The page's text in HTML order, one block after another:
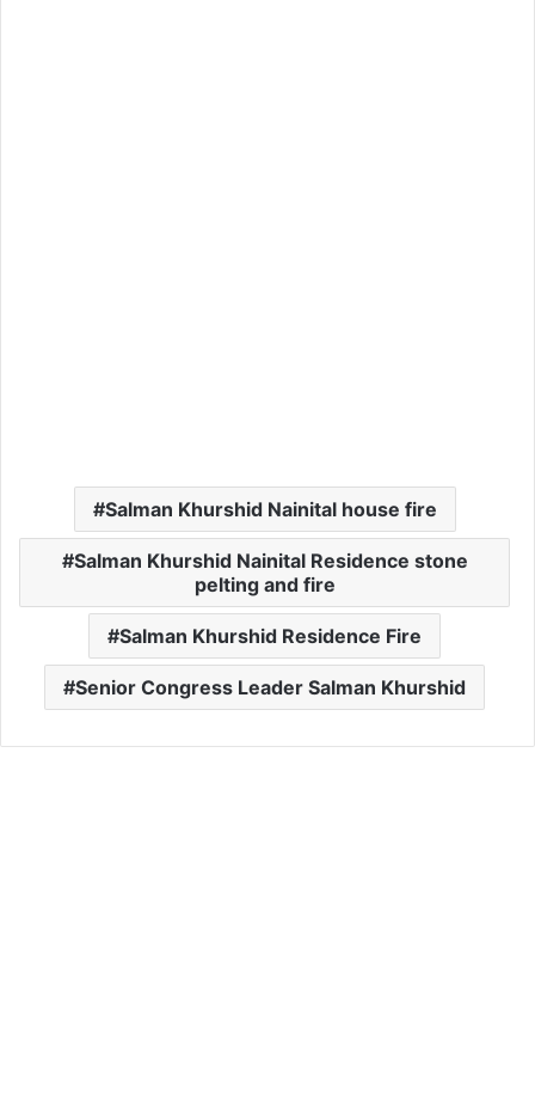
Salman Khurshid Nainital house fire
Salman Khurshid Nainital Residence stone
pelting and fire
Salman Khurshid Residence Fire
Senior Congress Leader Salman Khurshid